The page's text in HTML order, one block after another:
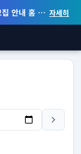
안내 홈 화면 위젯 등 지원 자세히